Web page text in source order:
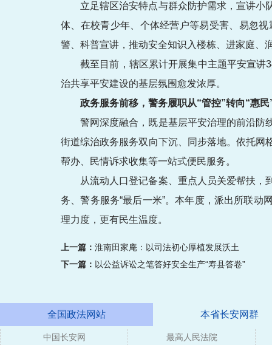
立足辖区治安特点与群众防护需求，宣讲小
体、在校青少年、个体经营户等易受害、易忽
警、科普宣讲，推动安全知识入楼栋、进家庭、
截至目前，辖区累计开展集中主题平安宣
治共享平安建设的基层氛围愈发浓厚。
政务服务前移，警务履职从“管控”转向“惠民
警网深度融合，既是基层平安治理的前沿防
街道综治政务服务双向下沉、同步落地。依托
帮办、民情诉求收集等一站式便民服务。
从流动人口登记备案、重点人员关爱帮扶
务、警务服务“最后一米”。本年度，派出所联
理力度，更有民生温度。
上一篇： 淮南田家庵：以司法初心厚植发展沃土
下一篇： 以公益诉讼之笔答好安全生产“寿县答卷”
全国政法网站 本省长安网群
中国长安网 最高人民法院